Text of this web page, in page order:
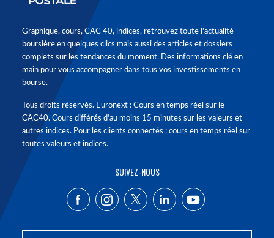
Graphique, cours, CAC 40, indices, retrouvez toute l'actualité
boursière en quelques clics mais aussi des articles et dossiers
complets sur les tendances du moment. Des informations clé en
main pour vous accompagner dans tous vos investissements en
bourse.
Tous droits réservés. Euronext : Cours en temps réel sur le
CAC40. Cours différés d'au moins 15 minutes sur les valeurs et
autres indices. Pour les clients connectés : cours en temps réel sur
toutes valeurs et indices.
SUIVEZ-NOUS